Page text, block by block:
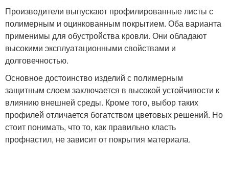
Производители выпускают профилированные листы с
полимерным и оцинкованным покрытием. Оба варианта
применимы для обустройства кровли. Они обладают
высокими эксплуатационными свойствами и
долговечностью.
Основное достоинство изделий с полимерным
защитным слоем заключается в высокой устойчивости к
влиянию внешней среды. Кроме того, выбор таких
профилей отличается богатством цветовых решений. Но
стоит понимать, что то, как правильно класть
профнастил, не зависит от покрытия материала.